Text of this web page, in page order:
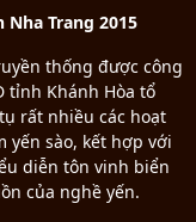
Nha Trang 2015
thống được công
tỉnh Khánh Hòa tổ
rất nhiều các hoạt
yến sào, kết hợp với
diễn tôn vinh biển
của nghề yến.